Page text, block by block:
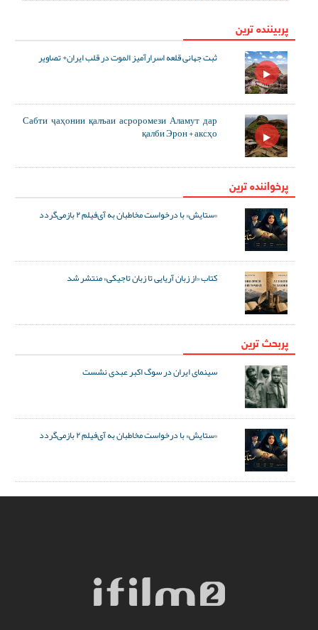
پربیننده ترین
ثبت جهانی قلعه اسرارآمیز الموت در قلب ایران+ تصاویر
Сабти ҷаҳонии қалъаи асроромези Аламут дар
қалби Эрон + аксҳо
پرخواننده ترین
«ستایش» با درخواست مخاطبان به آی‌فیلم ۲ بازمی‌گردد
کتاب «از زبان آریایی تا زبان تاجیکی» منتشر شد
پربحث ترین
سینمای ایران در سوگ اکبر عبدی نشست
«ستایش» با درخواست مخاطبان به آی‌فیلم ۲ بازمی‌گردد